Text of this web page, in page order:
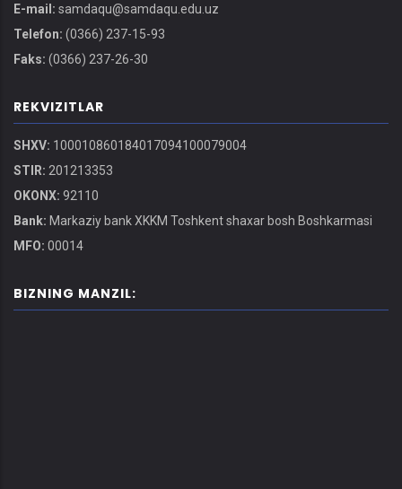
E-mail: samdaqu@samdaqu.edu.uz
Telefon: (0366) 237-15-93
Faks: (0366) 237-26-30
REKVIZITLAR
SHXV: 100010860184017094100079004
STIR: 201213353
OKONX: 92110
Bank: Markaziy bank XKKM Toshkent shaxar bosh Boshkarmasi
MFO: 00014
BIZNING MANZIL: